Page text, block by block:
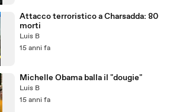
Attacco terroristico a Charsadda: 80
morti
Luis B
15 anni fa
Michelle Obama balla il "dougie"
Luis B
15 anni fa